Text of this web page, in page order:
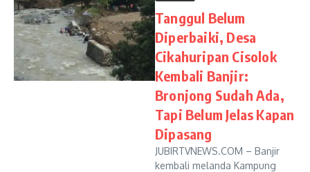
Tanggul Belum
Diperbaiki, Desa
Cikahuripan Cisolok
Kembali Banjir:
Bronjong Sudah Ada,
Tapi Belum Jelas Kapan
Dipasang
JUBIRTVNEWS.COM – Banjir
kembali melanda Kampung